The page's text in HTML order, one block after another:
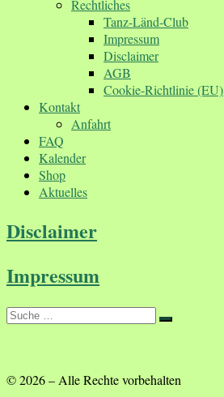
Rechtliches
Tanz-Länd-Club
Impressum
Disclaimer
AGB
Cookie-Richtlinie (EU)
Kontakt
Anfahrt
FAQ
Kalender
Shop
Aktuelles
Disclaimer
Impressum
Suche
Suche
© 2026– Alle Rechte vorbehalten